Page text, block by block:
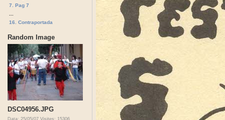
7. Pag 7
16. Contraportada
Random Image
DSC04956.JPG
Data: 25/05/07 Visites: 15306